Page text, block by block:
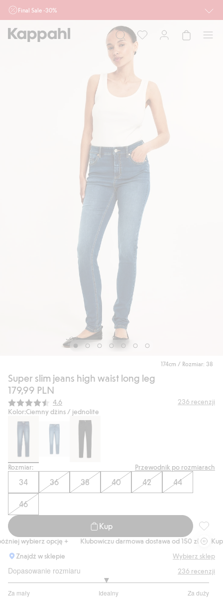
Final Sale -30%
działu outlet do 10.8 w sklepach Kappahl i Newbie oraz na kappahl.com. Ofert
nie łączymy
Dziecko
174cm / Rozmiar: 38
Super slim jeans high waist long leg
179,99 PLN
Średnia ocena:
4.6 236 recenzji
Kolor:Ciemny dżins / jednolite
Rozmiar: Przewodnik po rozmiarach
34 36 38 40 42 44
46
Kup
Super
wybierz opcję + Klubowiczu darmowa dostawa od 150 zł
Kup
Znajdź w sklepie
Wybierz sklep
Dopasowanie rozmiaru
Za mały Idealny Za duży
na
236 recenzji